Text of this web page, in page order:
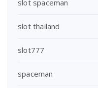
slot spaceman
slot thailand
slot777
spaceman